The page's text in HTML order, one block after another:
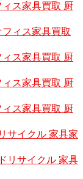
ス家具買取 厨
ィス家具買取
ス家具買取 厨
ス家具買取 厨
ス家具買取 厨
サイクル 家具家
リサイクル 家具